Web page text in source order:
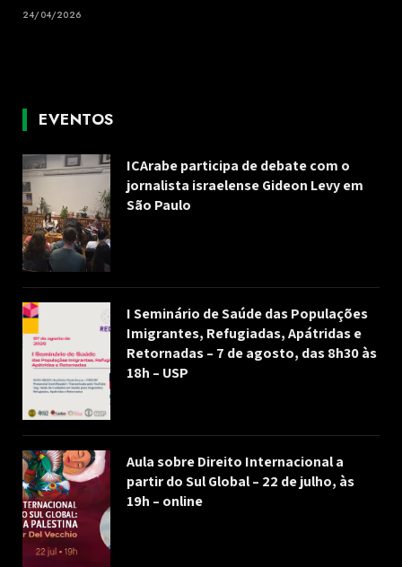
24/04/2026
EVENTOS
ICArabe participa de debate com o
jornalista israelense Gideon Levy em
São Paulo
I Seminário de Saúde das Populações
Imigrantes, Refugiadas, Apátridas e
Retornadas – 7 de agosto, das 8h30 às
18h – USP
Aula sobre Direito Internacional a
partir do Sul Global – 22 de julho, às
19h – online